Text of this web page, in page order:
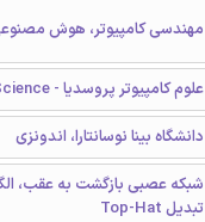
مهندسی کامپیوتر، هوش
علوم کامپیوتر پروسدیا - Procedia Computer Science
دانشگاه بینا نوسانتارا، اندونزی
شبکه عصبی بازگشت به عقب،
تبدیل Top-Hat